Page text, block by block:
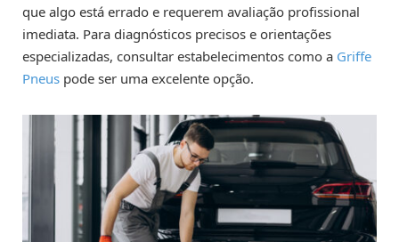
que algo está errado e requerem avaliação profissional
imediata. Para diagnósticos precisos e orientações
especializadas, consultar estabelecimentos como a Griffe
Pneus pode ser uma excelente opção.